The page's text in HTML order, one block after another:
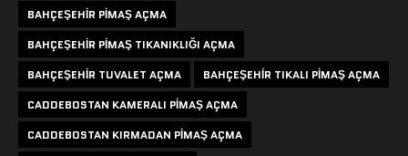
BAHÇEŞEHIR PIMAŞ AÇMA
BAHÇEŞEHIR PIMAŞ TIKANIKLIĞI AÇMA
BAHÇEŞEHIR TUVALET AÇMA
BAHÇEŞEHIR TIKALI PIMAŞ AÇMA
CADDEBOSTAN KAMERALI PIMAŞ AÇMA
CADDEBOSTAN KIRMADAN PIMAŞ AÇMA